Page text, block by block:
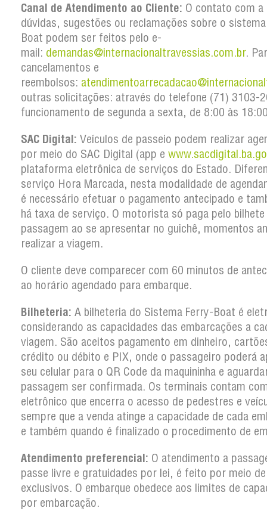
Canal de Atendimento ao Cliente: O contato com a
dúvidas, sugestões ou reclamações sobre o
Boat podem ser feitos pelo e-
mail: demandas@internacionaltravessias.com.br.
cancelamentos e
reembolsos:
outras solicitações: através do telefone (71) 3103-
funcionamento de segunda a sexta, de 8:00 às
SAC Digital: Veículos de passeio podem realizar
por meio do SAC Digital (app e
plataforma eletrônica de serviços do Estado.
serviço Hora Marcada, nesta modalidade de
é necessário efetuar o pagamento antecipado e
há taxa de serviço. O motorista só paga pelo bilhete
passagem ao se apresentar no guichê, momentos
realizar a viagem.
O cliente deve comparecer com 60 minutos de
ao horário agendado para embarque.
Bilheteria: A bilheteria do Sistema Ferry-Boat é
considerando as capacidades das embarcações a
viagem. São aceitos pagamento em dinheiro,
crédito ou débito e PIX, onde o passageiro poderá
seu celular para o QR Code da maquininha e
passagem ser confirmada. Os terminais contam
eletrônico que encerra o acesso de pedestres e
sempre que a venda atinge a capacidade de cada
e também quando é finalizado o procedimento de
Atendimento preferencial: O atendimento a
passe livre e gratuidades por lei, é feito por meio
exclusivos. O embarque obedece aos limites de
por embarcação.